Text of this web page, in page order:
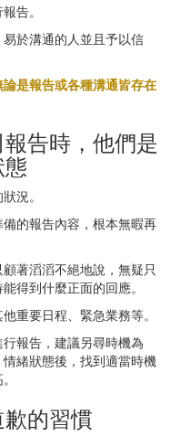
告。
於溝通的人並且予以信
論是報告或各種溝通皆存在
告時，他們是
況。
的報告內容，根本無暇再
著滔滔不絕地說，無疑只
得到什麼正面的回應。
重要日程、緊急業務等。
報告，建議另尋時機為
緒狀態後，找到適當時機
的習慣